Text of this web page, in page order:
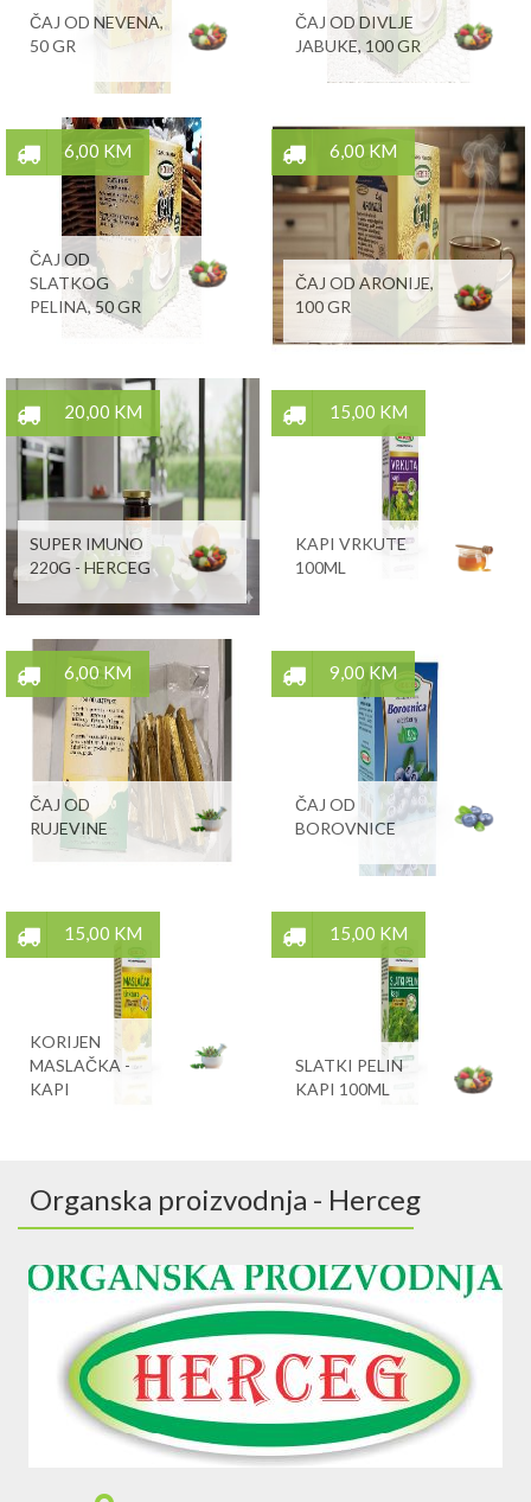
ČAJ OD NEVENA,
50 GR
ČAJ OD DIVLJE
JABUKE, 100 GR
6,00 KM
ČAJ OD
SLATKOG
PELINA, 50 GR
6,00 KM
ČAJ OD ARONIJE,
100 GR
20,00 KM
SUPER IMUNO
220G - HERCEG
15,00 KM
KAPI VRKUTE
100ML
6,00 KM
ČAJ OD
RUJEVINE
9,00 KM
ČAJ OD
BOROVNICE
15,00 KM
KORIJEN
MASLAČKA -
KAPI
15,00 KM
SLATKI PELIN
KAPI 100ML
Organska proizvodnja - Herceg